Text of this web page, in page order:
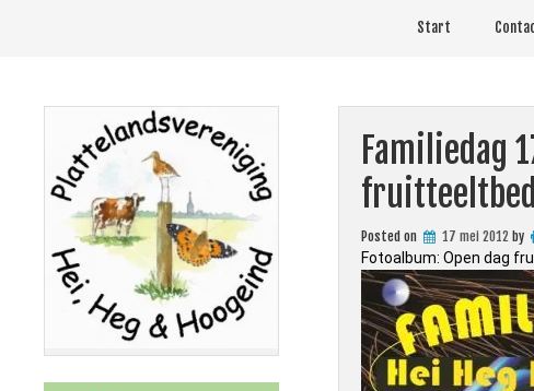
Start
Familiedag
Posted on 17 mei 2012 by
Fotoalbum: Open dag